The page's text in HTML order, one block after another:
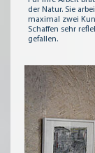
der Natur. Sie
maximal zwei
Schaffen sehr
gefallen.